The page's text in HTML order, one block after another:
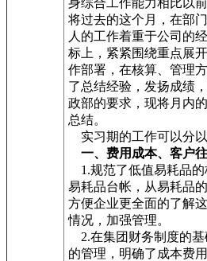
身综合工作能力相比以
将过去的这个月，在部
人的工作着重于公司的
标上，紧紧围绕重点展
作部署，在核算、管理
了总结经验，发扬成绩
政部的要求，现将月内
总结。
实习期的工作可以分以
一、费用成本、客户
1.规范了低值易耗品的
易耗品台帐，从易耗品
方便企业更全面的了解
情况，加强管理。
2.在集团财务制度的基
的管理，明确了成本费